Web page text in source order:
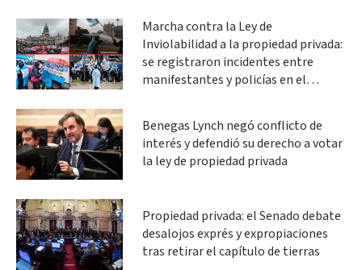
Marcha contra la Ley de
Inviolabilidad a la propiedad privada:
se registraron incidentes entre
manifestantes y policías en el
Benegas Lynch negó conflicto de
interés y defendió su derecho a votar
la ley de propiedad privada
Propiedad privada: el Senado debate
desalojos exprés y expropiaciones
tras retirar el capítulo de tierras